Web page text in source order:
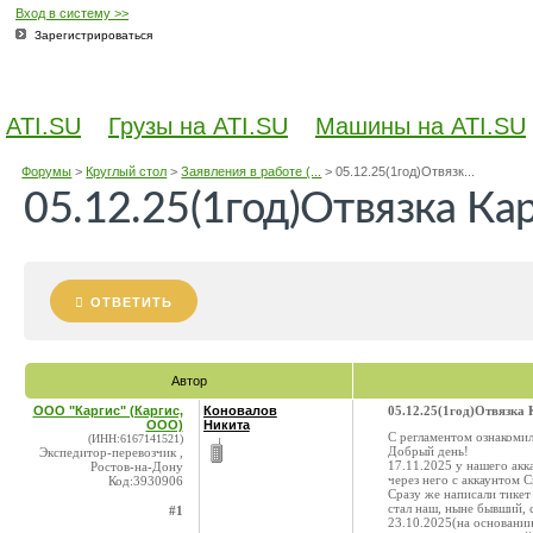
Вход в систему >>
Зарегистрироваться
ATI.SU Грузы на ATI.SU Машины на ATI.SU
Форумы >Круглый стол >Заявления в работе (... >05.12.25(1год)Отвязк...
05.12.25(1год)Отвязка
ОТВЕТИТЬ
Автор
ООО "Каргис" (Каргис,
ООО)
(ИНН:6167141521)
Экспедитор-перевозчик ,
Ростов-на-Дону
Код:3930906
#1
Коновалов
Никита
05.12.25(1год)Отвязка
С регламентом
Добрый день!
17.11.2025 у нашего
через него с
Сразу же написали
стал наш, ныне бывший,
23.10.2025(на